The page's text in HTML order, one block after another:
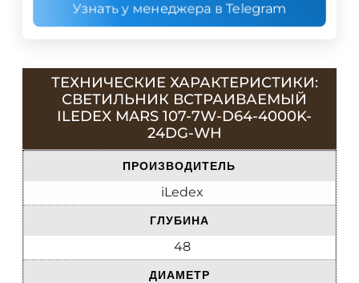
Узнать у менеджера в Telegram
ТЕХНИЧЕСКИЕ ХАРАКТЕРИСТИКИ:
СВЕТИЛЬНИК ВСТРАИВАЕМЫЙ
ILEDEX MARS 107-7W-D64-4000K-
24DG-WH
ПРОИЗВОДИТЕЛЬ
iLedex
ГЛУБИНА
48
ДИАМЕТР